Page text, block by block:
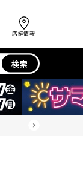
店舗情報
検索